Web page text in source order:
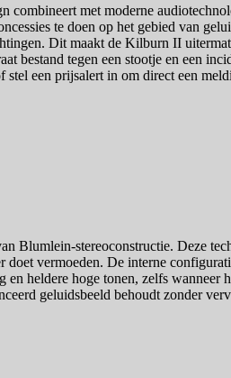
met moderne
te doen op het gebied van
Dit maakt de Kilburn II
bestand tegen een stootje en een
een prijsalert in om direct een
stereoconstructie. Deze
vermoeden. De interne
heldere hoge tonen, zelfs
geluidsbeeld behoudt zonder